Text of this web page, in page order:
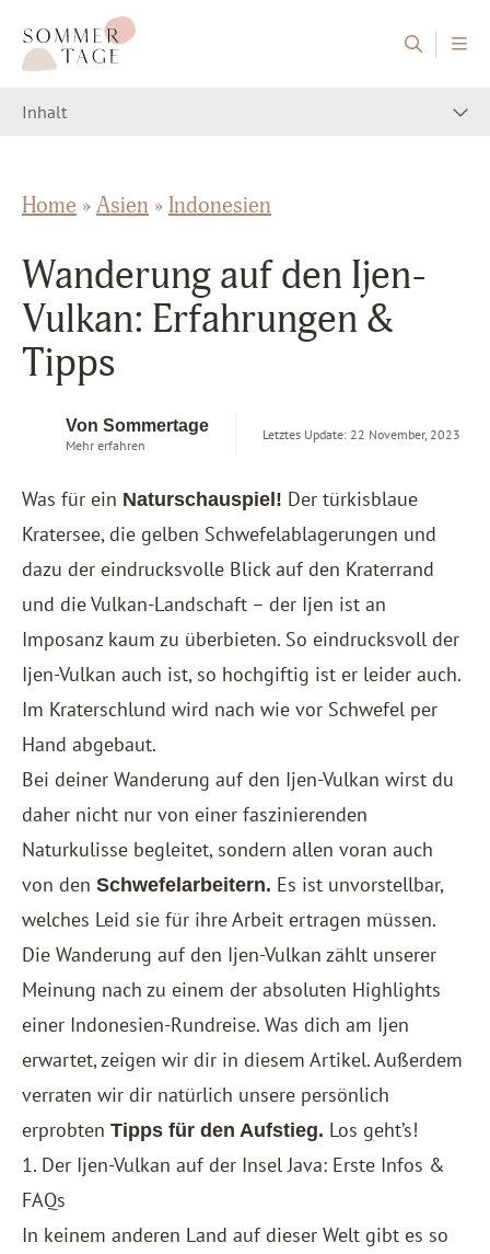
Zum Inhalt springen
Sommertage - Der Reiseblog aus Österreich
Inhalt
Home » Asien » Indonesien
Wanderung auf den Ijen-
Vulkan: Erfahrungen &
Tipps
Von Sommertage
Mehr erfahren
Letztes Update: 22 November, 2023
Was für ein Naturschauspiel! Der türkisblaue
Kratersee, die gelben Schwefelablagerungen und
dazu der eindrucksvolle Blick auf den Kraterrand
und die Vulkan-Landschaft – der Ijen ist an
Imposanz kaum zu überbieten. So eindrucksvoll der
Ijen-Vulkan auch ist, so hochgiftig ist er leider auch.
Im Kraterschlund wird nach wie vor Schwefel per
Hand abgebaut.
Bei deiner Wanderung auf den Ijen-Vulkan wirst du
daher nicht nur von einer faszinierenden
Naturkulisse begleitet, sondern allen voran auch
von den Schwefelarbeitern. Es ist unvorstellbar,
welches Leid sie für ihre Arbeit ertragen müssen.
Die Wanderung auf den Ijen-Vulkan zählt unserer
Meinung nach zu einem der absoluten Highlights
einer Indonesien-Rundreise. Was dich am Ijen
erwartet, zeigen wir dir in diesem Artikel. Außerdem
verraten wir dir natürlich unsere persönlich
erprobten Tipps für den Aufstieg. Los geht’s!
1. Der Ijen-Vulkan auf der Insel Java: Erste Infos &
FAQs
In keinem anderen Land auf dieser Welt gibt es so